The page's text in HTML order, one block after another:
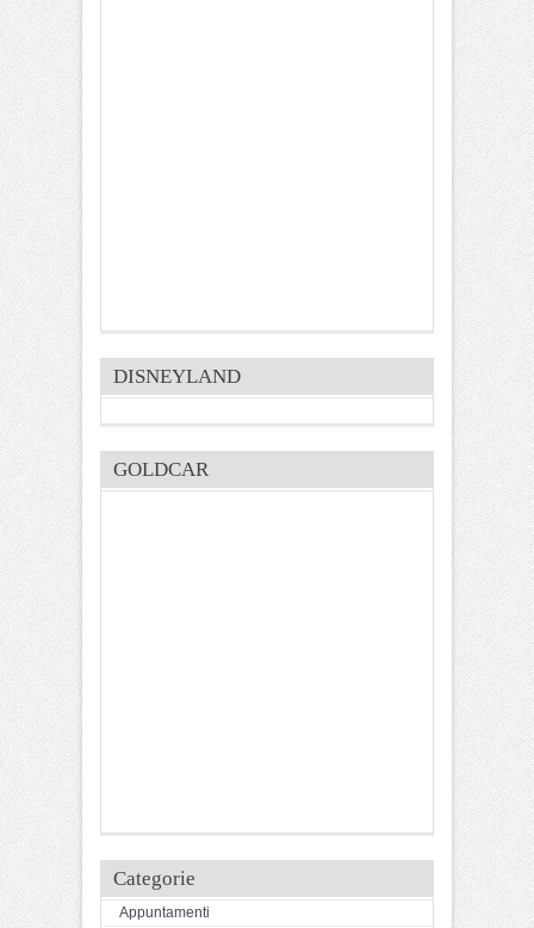
DISNEYLAND
GOLDCAR
Categorie
Appuntamenti